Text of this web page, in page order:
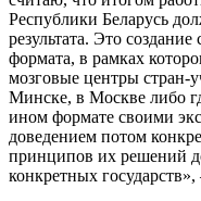
Республики Беларусь
результата. Это
формата, в рамках
мозговые центры стран-
Минске, в Москве либо
ином формате своими
доведением потом
принципов их решений
конкретных